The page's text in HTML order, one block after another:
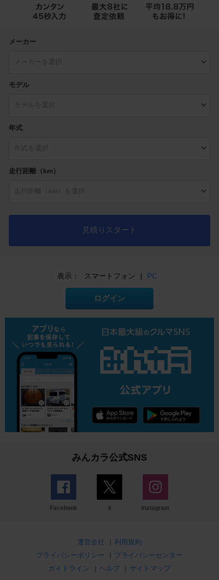
メーカー
モデル
年式
走行距離（km）
見積りスタート
表示： スマートフォン | PC
ログイン
みんカラ公式SNS
Facebook X Instagram
運営会社 | 利用規約
プライバシーポリシー
| プライバシーセンター
ガイドライン
| ヘルプ | サイトマップ